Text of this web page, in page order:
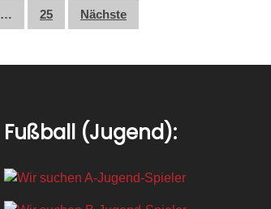
… 25 Nächste
Fußball (Jugend):